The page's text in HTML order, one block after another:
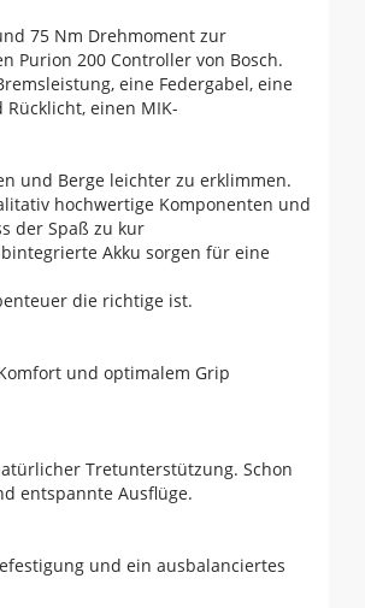
75 Nm Drehmoment zur
Purion 200 Controller von Bosch.
eine Federgabel, eine
einen MIK-
und Berge leichter zu erklimmen.
hochwertige Komponenten und
der Spaß zu kur
Akku sorgen für eine
die richtige ist.
und optimalem Grip
Tretunterstützung. Schon
entspannte Ausflüge.
und ein ausbalanciertes